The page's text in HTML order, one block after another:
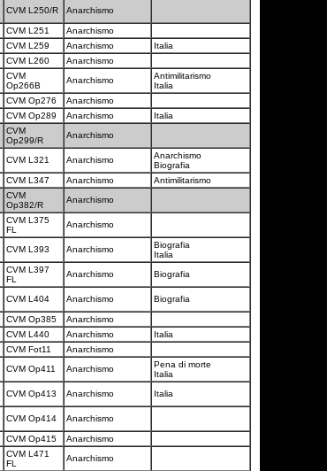
CVM L250/R Anarchismo
CVM L251
Anarchismo
CVM L259 Anarchismo
Italia
CVM L260
Anarchismo
CVM
Op266B
Anarchismo
Antimilitarismo
Italia
CVM Op276
Anarchismo
CVM Op289 Anarchismo
Italia
CVM
Op299/R
Anarchismo
CVM L321 Anarchismo
Anarchismo
Biografia
CVM L347 Anarchismo
Antimilitarismo
CVM
Op382/R
Anarchismo
CVM L375
FL
Anarchismo
CVM L393 Anarchismo
Biografia
Italia
CVM L397
FL
Anarchismo Biografia
CVM L404 Anarchismo Biografia
CVM Op385
Anarchismo
CVM L440 Anarchismo
Italia
CVM Fot11
Anarchismo
CVM Op411 Anarchismo
Pena di morte
Italia
CVM Op413 Anarchismo Italia
CVM Op414 Anarchismo
CVM Op415
Anarchismo
CVM L471
FL
Anarchismo